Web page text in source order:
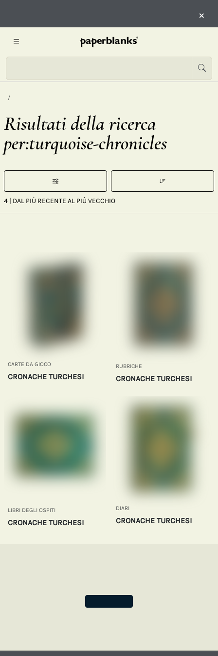
×
Risultati della ricerca
per:turquoise-chronicles
4 | DAL PIÙ RECENTE AL PIÙ VECCHIO
CARTE DA GIOCO
CRONACHE TURCHESI
RUBRICHE
CRONACHE TURCHESI
LIBRI DEGLI OSPITI
CRONACHE TURCHESI
DIARI
CRONACHE TURCHESI